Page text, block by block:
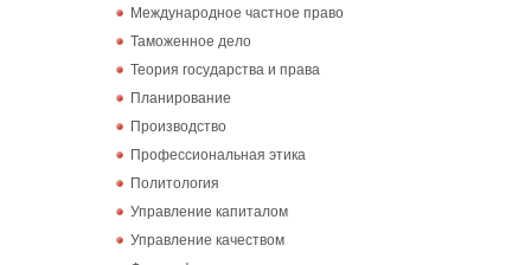
Международное частное право
Таможенное дело
Теория государства и права
Планирование
Производство
Профессиональная этика
Политология
Управление капиталом
Управление качеством